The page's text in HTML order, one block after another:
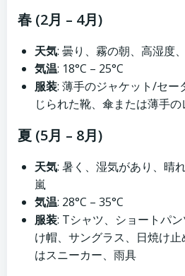
春 (2月 – 4月)
天気: 曇り、霧の朝、高湿度
気温: 18°C – 25°C
服装: 薄手のジャケット/セー
じられた靴、傘または薄手の
夏 (5月 – 8月)
天気: 暑く、湿気があり、晴
嵐
気温: 28°C – 35°C
服装: Tシャツ、ショートパ
け帽、サングラス、日焼け
はスニーカー、雨具